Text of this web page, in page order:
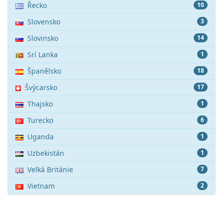
10
Řecko
3
Slovensko
14
Slovinsko
1
Srí Lanka
18
Španělsko
17
Švýcarsko
1
Thajsko
6
Turecko
1
Uganda
1
Uzbekistán
7
Velká Británie
2
Vietnam